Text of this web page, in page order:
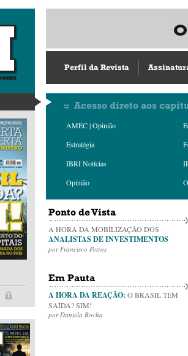
Perfil da Revista
Acesso direto aos
AMEC | Opinião
Estratégia
IBRI Notícias
Opinião
Ponto de Vista
A HORA DA MOBILIZAÇÃO DOS
ANALISTAS DE INVESTIMENTOS
por Francisco Petros
Em Pauta
A HORA DA REAÇÃO: O BRASIL TEM
SAÍDA? SIM!
por Daniela Rocha